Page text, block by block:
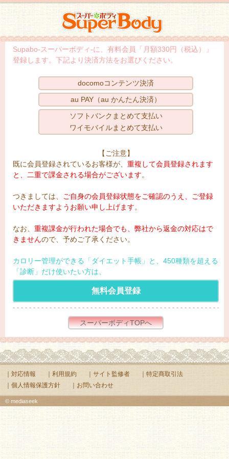
スーパーボディ
Supabo-スーパーボディ-に、有料会員「月額330円（税込）」
登録します。下記より決済方法をお選びください。
docomoコンテンツ決済
au PAY（au かんたん決済）
ソフトバンクまとめて支払い
ワイモバイルまとめて支払い
【ご注意】
既に会員登録されているお客様が、 重複して会員登録されます
と、二重で課金される場合がございます。
つきましては、
ご自身の会員登録状態をご確認のうえ、ご登録
いただきますようお願い申し上げます。
なお、 重複課金が行われた場合でも、弊社から返金の対応はで
きませんので、予めご了承ください。
カロリー管理ができる「ダイエット手帳」と、450種類を超える
「診断」だけ使いたい方は、
無料会員登録
スーパーボディTOPへ
｜対応情報 ｜利用規約 ｜サイト監修者
｜特定商取引法
｜個人情報保護方針
｜お問い合わせ
© mediaseek